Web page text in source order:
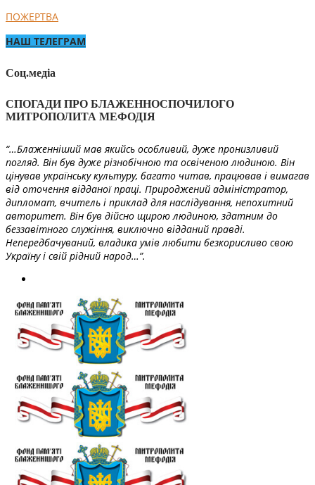
ПОЖЕРТВА
НАШ ТЕЛЕГРАМ
Соц.медіа
СПОГАДИ ПРО БЛАЖЕННОСПОЧИЛОГО
МИТРОПОЛИТА МЕФОДІЯ
“…Блаженніший мав якийсь особливий, дуже пронизливий
погляд. Він був дуже різнобічною та освіченою людиною. Він
цінував українську культуру, багато читав, працював і вимагав
від оточення відданої праці. Природжений адміністратор,
дипломат, вчитель і приклад для наслідування, непохитний
авторитет. Він був дійсно щирою людиною, здатним до
беззавітного служіння, виключно відданий правді.
Непередбачуваний, владика умів любити безкорисливо свою
Україну і свій рідний народ…”.